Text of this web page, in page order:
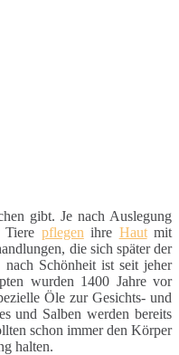
gibt. Je nach Auslegung
pflegen ihre Hautmit
die sich später der
Schönheit ist seit jeher
wurden 1400 Jahre vor
Öle zur Gesichts- und
und Salben werden bereits
schon immer den Körper
halten.